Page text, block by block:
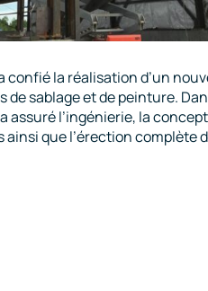
confié la réalisation d’un
sablage et de peinture.
assuré l’ingénierie, la
que l’érection complète